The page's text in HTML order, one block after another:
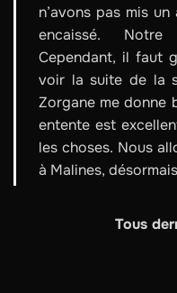
n’avons pas mis
encaissé.
Cependant, il faut
voir la suite de la
Zorgane me donne
entente est
les choses. Nous
à Malines,
Tous